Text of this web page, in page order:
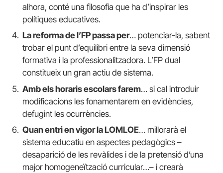
alhora, conté una filosofia que ha d’inspirar les
polítiques educatives.
La reforma de l’FP passa per… potenciar-la, sabent
trobar el punt d’equilibri entre la seva dimensió
formativa i la professionalitzadora. L’FP dual
constitueix un gran actiu de sistema.
Amb els horaris escolars farem… si cal introduir
modificacions les fonamentarem en evidències,
defugint les ocurrències.
Quan entri en vigor la LOMLOE… millorarà el
sistema educatiu en aspectes pedagògics –
desaparició de les revàlides i de la pretensió d’una
major homogeneïtzació curricular…– i crearà